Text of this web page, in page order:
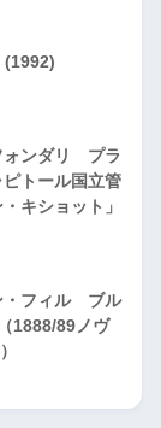
ンダリ プラ
トール国立管
キショット」
・フィル ブル
1888/89ノヴ